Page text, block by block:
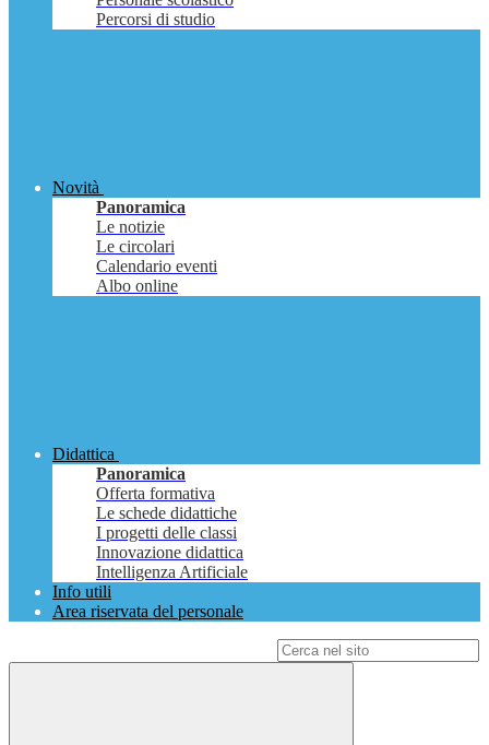
Percorsi di studio
Novità
Panoramica
Le notizie
Le circolari
Calendario eventi
Albo online
Didattica
Panoramica
Offerta formativa
Le schede didattiche
I progetti delle classi
Innovazione didattica
Intelligenza Artificiale
Info utili
Area riservata del personale